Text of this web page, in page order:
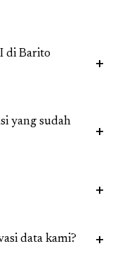
di Barito
yang sudah
data kami?